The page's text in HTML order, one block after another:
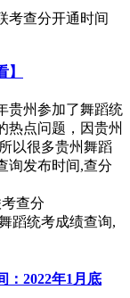
考查分开通时间
贵州参加了舞蹈统
热点问题，因贵州
以很多贵州舞蹈
询发布时间,查分
蹈统考成绩查询,
：2022年1月底